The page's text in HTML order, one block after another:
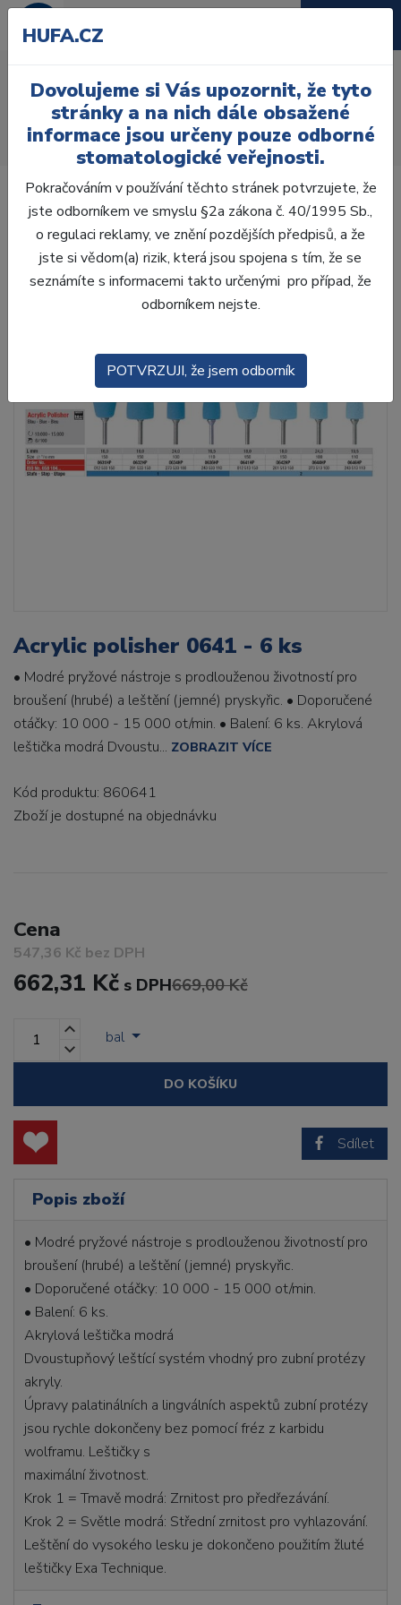
Úvod Laboratoř
Opracování
Leštící kotouče a pomůcky
Acrylic polisher 0641 - 6 ks
Acrylic polisher 0641 - 6 ks
• Modré pryžové nástroje s prodlouženou životností pro
broušení (hrubé) a leštění (jemné) pryskyřic. • Doporučené
otáčky: 10 000 - 15 000 ot/min. • Balení: 6 ks. Akrylová
leštička modrá Dvoustu... ZOBRAZIT VÍCE
Kód produktu: 860641
Zboží je dostupné na objednávku
Cena
547,36 Kč bez DPH
662,31 Kč s DPH669,00 Kč
bal
DO KOŠÍKU
Sdílet
Popis zboží
• Modré pryžové nástroje s prodlouženou životností pro
broušení (hrubé) a leštění (jemné) pryskyřic.
• Doporučené otáčky: 10 000 - 15 000 ot/min.
• Balení: 6 ks.
Akrylová leštička modrá
Dvoustupňový leštící systém vhodný pro zubní protézy
akryly.
Úpravy palatinálních a lingválních aspektů zubní protézy
jsou rychle dokončeny bez pomocí fréz z karbidu
wolframu. Leštičky s
maximální životnost.
Krok 1 = Tmavě modrá: Zrnitost pro předřezávání.
Krok 2 = Světle modrá: Střední zrnitost pro vyhlazování.
Leštění do vysokého lesku je dokončeno použitím žluté
leštičky Exa Technique.
HUFA.CZ
Dovolujeme si Vás upozornit, že tyto
stránky a na nich dále obsažené
informace jsou určeny pouze odborné
stomatologické veřejnosti.
Pokračováním v používání těchto stránek potvrzujete, že
jste odborníkem ve smyslu §2a zákona č. 40/1995 Sb.,
o regulaci reklamy, ve znění pozdějších předpisů, a že
jste si vědom(a) rizik, která jsou spojena s tím, že se
seznámíte s informacemi takto určenými pro případ, že
odborníkem nejste.
POTVRZUJI, že jsem odborník